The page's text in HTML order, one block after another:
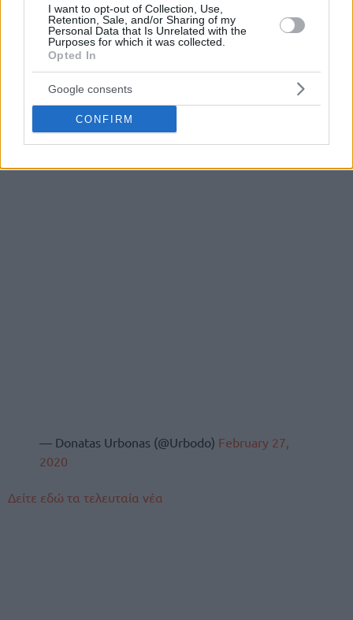
I want to opt-out of Collection, Use,
Retention, Sale, and/or Sharing of my
Personal Data that Is Unrelated with the
Purposes for which it was collected.
Opted In
Google consents
CONFIRM
— Donatas Urbonas (@Urbodo) February 27,
2020
Δείτε εδώ τα τελευταία νέα